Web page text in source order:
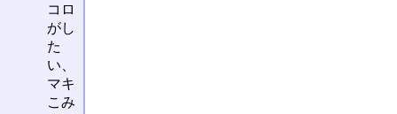
コロ
がし
た
い、
マキ
こみ